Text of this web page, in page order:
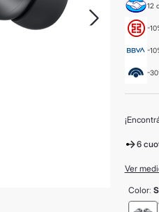
12
-
-
-
6
Ver
Color: